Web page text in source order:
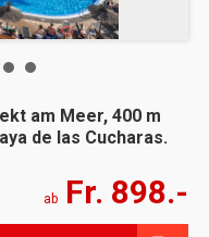
am Meer, 400 m
de las Cucharas.
ab Fr. 898.-